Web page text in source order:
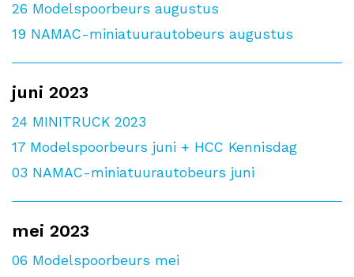
26 Modelspoorbeurs augustus
19 NAMAC-miniatuurautobeurs augustus
juni 2023
24 MINITRUCK 2023
17 Modelspoorbeurs juni + HCC Kennisdag
03 NAMAC-miniatuurautobeurs juni
mei 2023
06 Modelspoorbeurs mei